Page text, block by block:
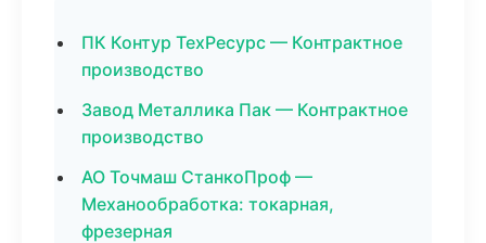
ПК Контур ТехРесурс — Контрактное
производство
Завод Металлика Пак — Контрактное
производство
АО Точмаш СтанкоПроф —
Механообработка: токарная,
фрезерная